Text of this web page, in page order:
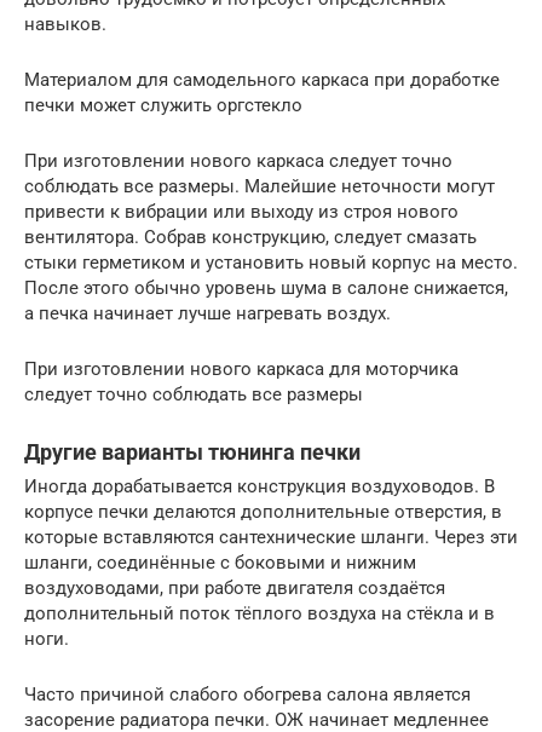
навыков.
Материалом для самодельного каркаса при доработке
печки может служить оргстекло
При изготовлении нового каркаса следует точно
соблюдать все размеры. Малейшие неточности могут
привести к вибрации или выходу из строя нового
вентилятора. Собрав конструкцию, следует смазать
стыки герметиком и установить новый корпус на место.
После этого обычно уровень шума в салоне снижается,
а печка начинает лучше нагревать воздух.
При изготовлении нового каркаса для моторчика
следует точно соблюдать все размеры
Другие варианты тюнинга печки
Иногда дорабатывается конструкция воздуховодов. В
корпусе печки делаются дополнительные отверстия, в
которые вставляются сантехнические шланги. Через эти
шланги, соединённые с боковыми и нижним
воздуховодами, при работе двигателя создаётся
дополнительный поток тёплого воздуха на стёкла и в
ноги.
Часто причиной слабого обогрева салона является
засорение радиатора печки. ОЖ начинает медленнее